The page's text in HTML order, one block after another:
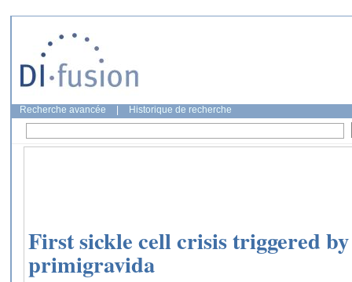
Recherche avancée Historique de recherche
First sickle cell crisis triggered
primigravida